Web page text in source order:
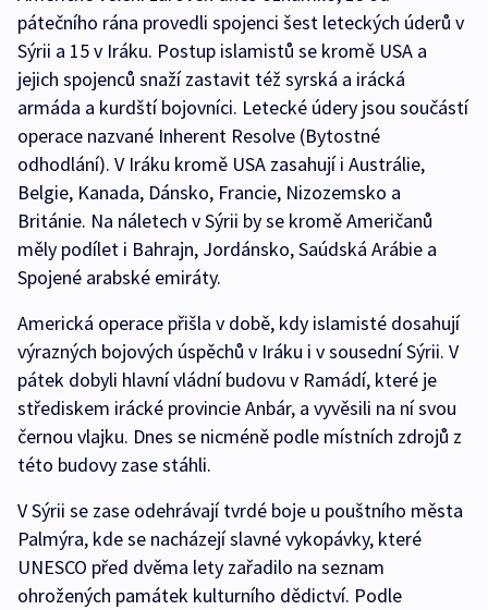
pátečního rána provedli spojenci šest leteckých úderů v
Sýrii a 15 v Iráku. Postup islamistů se kromě USA a
jejich spojenců snaží zastavit též syrská a irácká
armáda a kurdští bojovníci. Letecké údery jsou součástí
operace nazvané Inherent Resolve (Bytostné
odhodlání). V Iráku kromě USA zasahují i Austrálie,
Belgie, Kanada, Dánsko, Francie, Nizozemsko a
Británie. Na náletech v Sýrii by se kromě Američanů
měly podílet i Bahrajn, Jordánsko, Saúdská Arábie a
Spojené arabské emiráty.
Americká operace přišla v době, kdy islamisté dosahují
výrazných bojových úspěchů v Iráku i v sousední Sýrii. V
pátek dobyli hlavní vládní budovu v Ramádí, které je
střediskem irácké provincie Anbár, a vyvěsili na ní svou
černou vlajku. Dnes se nicméně podle místních zdrojů z
této budovy zase stáhli.
V Sýrii se zase odehrávají tvrdé boje u pouštního města
Palmýra, kde se nacházejí slavné vykopávky, které
UNESCO před dvěma lety zařadilo na seznam
ohrožených památek kulturního dědictví. Podle